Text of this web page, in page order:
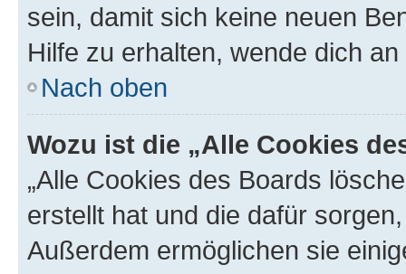
sein, damit sich keine neuen
Hilfe zu erhalten, wende dich
Nach oben
Wozu ist die „Alle Cookies
„Alle Cookies des Boards
erstellt hat und die dafür
Außerdem ermöglichen sie